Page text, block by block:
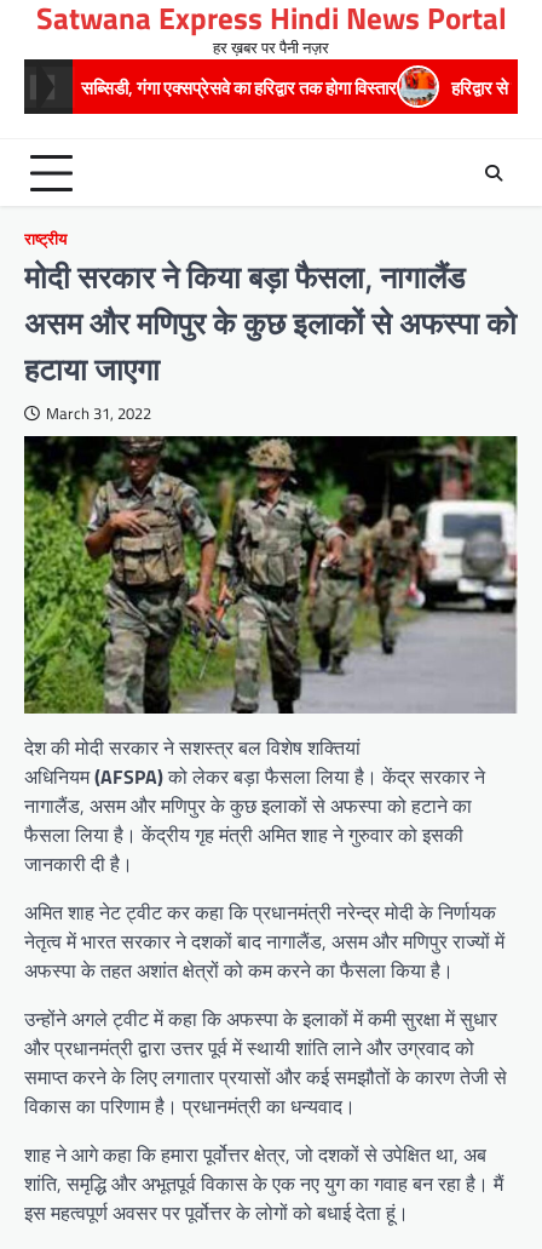
content
Satwana Express Hindi News Portal
हर ख़बर पर पैनी नज़र
एक्सप्रेसवे का हरिद्वार तक होगा विस्तार ​हरिद्वार से वीरभद्र (ऋषिकेश)
राष्ट्रीय
मोदी सरकार ने किया बड़ा फैसला, नागालैंड
असम और मणिपुर के कुछ इलाकों से अफस्पा को
हटाया जाएगा
March 31, 2022
देश की मोदी सरकार ने सशस्त्र बल विशेष शक्तियां
अधिनियम(AFSPA)को लेकर बड़ा फैसला लिया है। केंद्र सरकार ने
नागालैंड, असम और मणिपुर के कुछ इलाकों से अफस्पा को हटाने का
फैसला लिया है। केंद्रीय गृह मंत्री अमित शाह ने गुरुवार को इसकी
जानकारी दी है।
अमित शाह नेट ट्वीट कर कहा कि प्रधानमंत्री नरेन्द्र मोदी के निर्णायक
नेतृत्व में भारत सरकार ने दशकों बाद नागालैंड, असम और मणिपुर राज्यों में
अफस्पा के तहत अशांत क्षेत्रों को कम करने का फैसला किया है।
उन्होंने अगले ट्वीट में कहा कि अफस्पा के इलाकों में कमी सुरक्षा में सुधार
और प्रधानमंत्री द्वारा उत्तर पूर्व में स्थायी शांति लाने और उग्रवाद को
समाप्त करने के लिए लगातार प्रयासों और कई समझौतों के कारण तेजी से
विकास का परिणाम है। प्रधानमंत्री का धन्यवाद।
शाह ने आगे कहा कि हमारा पूर्वोत्तर क्षेत्र, जो दशकों से उपेक्षित था, अब
शांति, समृद्धि और अभूतपूर्व विकास के एक नए युग का गवाह बन रहा है। मैं
इस महत्वपूर्ण अवसर पर पूर्वोत्तर के लोगों को बधाई देता हूं।